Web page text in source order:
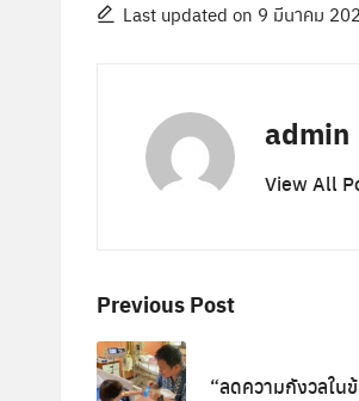
Last updated on 9 มีนาคม
admin
View All
Post
navigation
Previous Post
“ลดความกังวลใน